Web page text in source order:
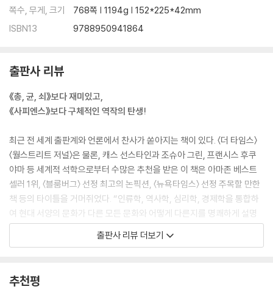
Chapter 10 집단 간 경쟁과 자발적 결사체의 성장
힘을 동력으로 삼다
Chapter 11 시장의 사고방식이 형성되다
노동이 미덕이 된 사회 │ WEIRD 인성의 기원 │ WEIRD 인성의 성립과 진
Part 4_ WEIRD, 근대 세계의 문을 열다
Chapter 12 WEIRD가 만들어낸 법률, 과학 그리고 종교
개인의 권리와 서구 법 제도의 발전 │ 대의정부와 민주주의 │ 가장 WEIR
D한 종교, 프로테스탄티즘 │ 계몽주의 사상가들의 역할
Chapter 13 유럽의 집단지능이 폭발하다
대 세계의 심리와 혁신 │ 맬서스의 덫에서 탈출하다
쪽수, 무게, 크기
768쪽 | 1194g | 152*225*42mm
ISBN13
9788950941864
출판사 리뷰
《총, 균, 쇠》보다 재미있고,
《사피엔스》보다 구체적인 역작의 탄생!
최근 전 세계 출판계와 언론에서 찬사가 쏟아지는 책이 있다. 〈더 타임스〉
〈월스트리트 저널〉은 물론, 캐스 선스타인과 조슈아 그린, 프랜시스 후쿠
야마 등 세계적 석학으로부터 수많은 추천을 받은 이 책은 아마존 베스트
셀러 1위, 〈블룸버그〉 선정 최고의 논픽션, 〈뉴욕타임스〉 선정 주목할 만한
책 등의 타이틀을 거머쥐었다. “인류학, 역사학, 심리학, 경제학을 통합하
여 현대 서양의 문화가 다른 모든 문화와 어떻게 다른지를 명쾌하게 설명
해낸 탁월한 저작”, “인간의 본성은 어디에서나 동일하다는 심리학과 경제
학의 기본 가정을 송두리째 흔들어놓는 책”, “사회 이론의 쟁점을 이해하
게 설명해냈다.” 하버드대학교 인간진화생물학과 교수, 조지프 헨릭의
출판사 리뷰 더보기
추천평